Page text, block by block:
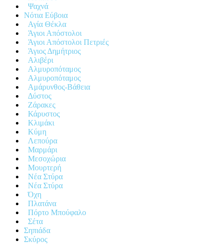
Ψαχνά
Νότια Εύβοια
Αγία Θέκλα
Άγιοι Απόστολοι
Άγιοι Απόστολοι Πετριές
Άγιος Δημήτριος
Αλιβέρι
Αλμυροπόταμος
Αλμυροπόταμος
Αμάρυνθος-Βάθεια
Δύστος
Ζάρακες
Κάρυστος
Κλιμάκι
Κύμη
Λεπούρα
Μαρμάρι
Μεσοχώρια
Μουρτερή
Νέα Στύρα
Νέα Στύρα
Όχη
Πλατάνα
Πόρτο Μπούφαλο
Σέτα
Σηπιάδα
Σκύρος